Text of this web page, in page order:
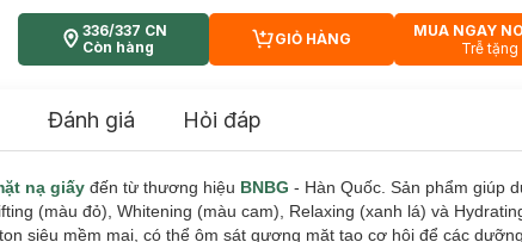
336/337 CN
Còn hàng
CART PLUS ICON
GIỎ HÀNG
MUA NGAY
Trễ tặng
Đánh giá Hỏi đáp
nạ giấy đến từ thương hiệu BNBG - Hàn Quốc. Sản phẩm giúp
(màu đỏ), Whitening (màu cam), Relaxing (xanh lá) và
siêu mềm mại, có thể ôm sát gương mặt tạo cơ hội để các